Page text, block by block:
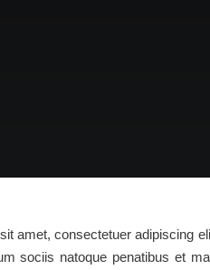
amet, consectetuer adipiscing
sociis natoque penatibus et